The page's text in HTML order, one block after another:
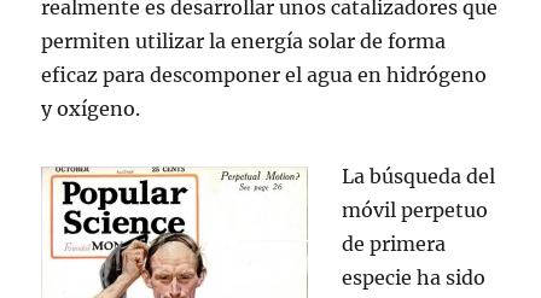
realmente es desarrollar unos catalizadores que
permiten utilizar la energía solar de forma
eficaz para descomponer el agua en hidrógeno
y oxígeno.
La búsqueda del
móvil perpetuo
de primera
especie ha sido